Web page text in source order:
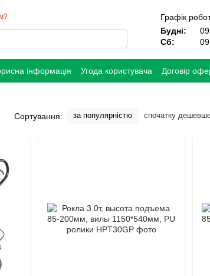
Графік
Будні:
Сб:
інформація Угода користувача Договір
Сортування: за популярністю спочатку